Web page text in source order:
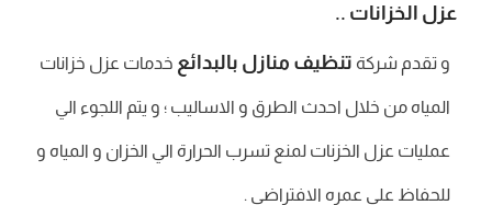
عزل الخزانات ..
و تقدم شركة تنظيف منازل بالبدائع خدمات عزل خزانات
المياه من خلال احدث الطرق و الاساليب ؛ و يتم اللجوء الي
عمليات عزل الخزنات لمنع تسرب الحرارة الي الخزان و المياه و
للحفاظ علي عمره الافتراضي .